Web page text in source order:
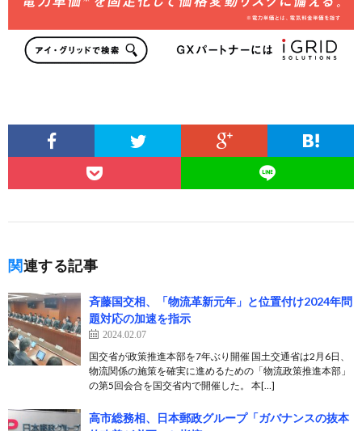
関連する記事
斉藤国交相、「物流革新元年」と位置付け2024年問
題対応の加速を指示
2024.02.07
国交省が政策推進本部を7年ぶり開催 国土交通省は2月6日、
物流関係の施策を確実に進めるための「物流政策推進本部」
の第5回会合を国交省内で開催した。 本[…]
高市総務相、日本郵政グループ「ガバナンスの抜本